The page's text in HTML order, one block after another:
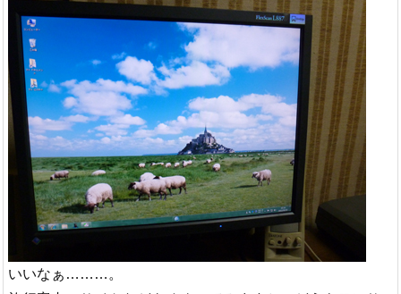
いいなぁ………。